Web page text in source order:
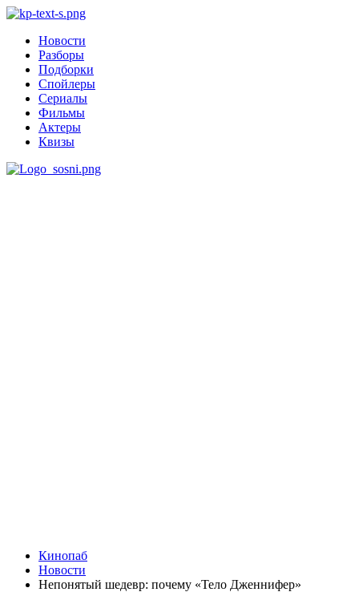
Новости
Разборы
Подборки
Спойлеры
Сериалы
Фильмы
Актеры
Квизы
Кинопаб
Новости
Непонятый шедевр: почему «Тело Дженнифер»